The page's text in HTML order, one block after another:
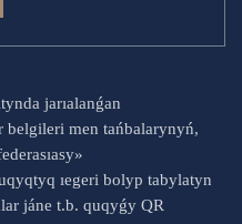
jarıalanǵan
belgileri men tańbalarynyń,
ıegeri bolyp tabylatyn
jáne t.b. quqyǵy QR